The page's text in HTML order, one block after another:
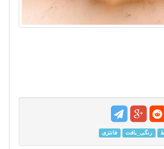
رنگی_بافت فانتزی